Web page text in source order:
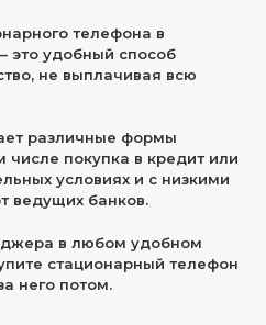
телефона в
это удобный способ
не выплачивая всю
различные формы
числе покупка в кредит или
условиях и с низкими
ведущих банков.
в любом удобном
стационарный телефон
него потом.